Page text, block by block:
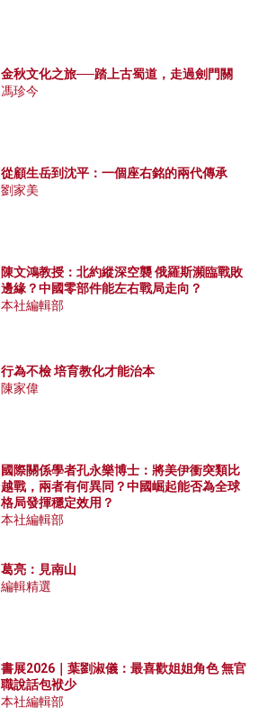
金秋文化之旅──踏上古蜀道，走過劍門關
馮珍今
從顧生岳到沈平：一個座右銘的兩代傳承
劉家美
陳文鴻教授：北約縱深空襲 俄羅斯瀕臨戰敗
邊緣？中國零部件能左右戰局走向？
本社編輯部
行為不檢 培育教化才能治本
陳家偉
國際關係學者孔永樂博士：將美伊衝突類比
越戰，兩者有何異同？中國崛起能否為全球
格局發揮穩定效用？
本社編輯部
葛亮：見南山
編輯精選
書展2026｜葉劉淑儀：最喜歡姐姐角色 無官
職說話包袱少
本社編輯部